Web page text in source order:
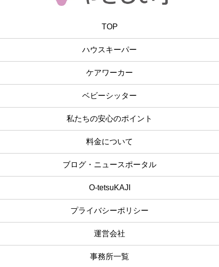
TOP
ハウスキーパー
ケアワーカー
ベビーシッター
私たちの安心のポイント
料金について
ブログ・ニュースポータル
O-tetsuKAJI
プライバシーポリシー
運営会社
事務所一覧